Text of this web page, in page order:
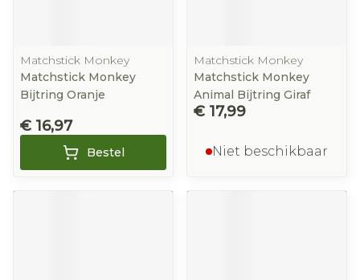
Matchstick Monkey
Matchstick Monkey
Bijtring Oranje
€ 16,97
Bestel
Matchstick Monkey
Matchstick Monkey
Animal Bijtring Giraf
€ 17,99
Niet beschikbaar